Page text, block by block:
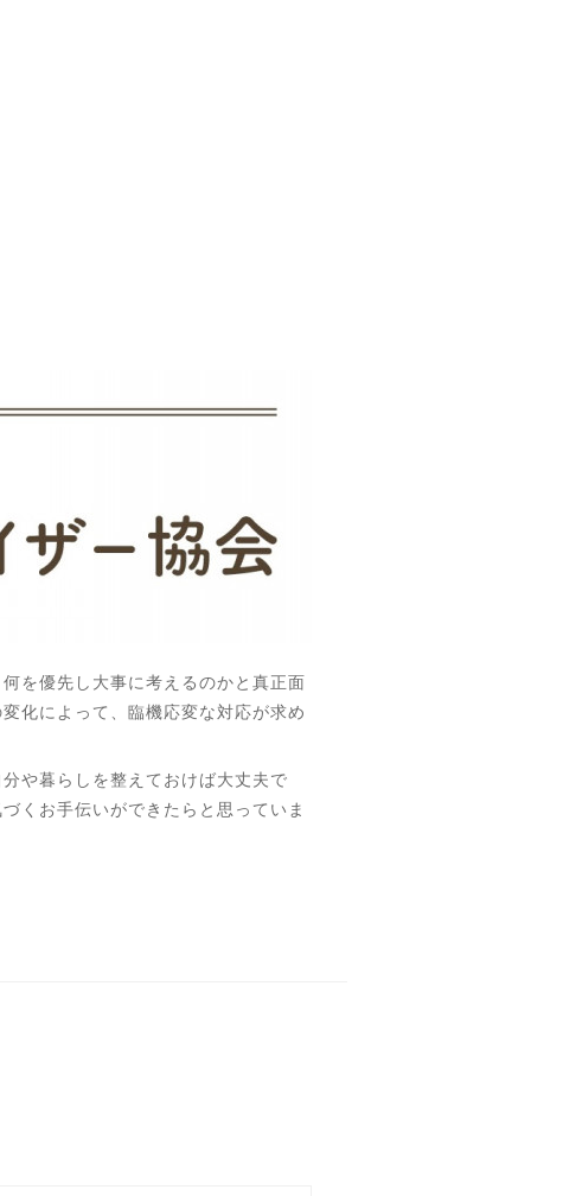
を優先し大事に考えるのかと真正面
化によって、臨機応変な対応が求め
や暮らしを整えておけば大丈夫で
くお手伝いができたらと思っていま